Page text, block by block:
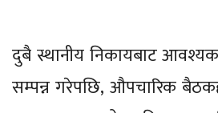
दुबै स्थानीय निकायबाट आवश्यक
सम्पन्न गरेपछि, औपचारिक